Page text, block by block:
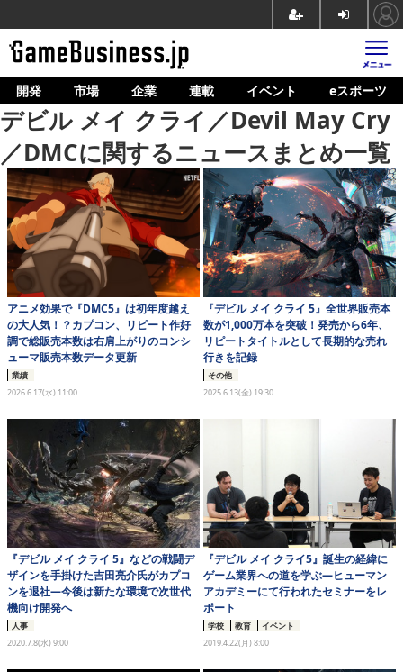
ホーム
ゲーム開発
市場
マネタイズ
企業動向
人材育成
産業政策
連載
イベント/セミナー
eスポーツ
開発 市場 企業 連載 イベント eスポーツ
デビル メイ クライ／Devil May Cry
／DMCに関するニュースまとめ一覧
アニメ効果で『DMC5』は初年度越え
の大人気！？カプコン、リピート作好
調で総販売本数は右肩上がりのコンシ
ューマ販売本数データ更新
業績
2026.6.17(水) 11:00
『デビル メイ クライ 5』全世界販売本
数が1,000万本を突破！発売から6年、
リピートタイトルとして長期的な売れ
行きを記録
その他
2025.6.13(金) 19:30
『デビル メイ クライ 5』などの戦闘デ
ザインを手掛けた吉田亮介氏がカプコ
ンを退社―今後は新たな環境で次世代
機向け開発へ
人事
2020.7.8(水) 9:00
『デビル メイ クライ5』誕生の経緯に
ゲーム業界への道を学ぶ―ヒューマン
アカデミーにて行われたセミナーをレ
ポート
学校 教育
イベント
2019.4.22(月) 8:00